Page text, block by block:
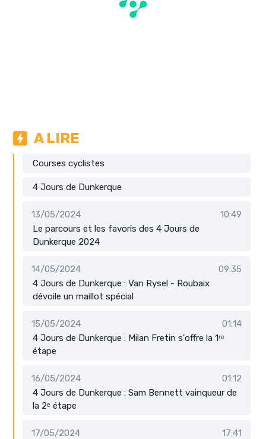
A LIRE
Courses cyclistes
4 Jours de Dunkerque
13/05/2024
10:49
Le parcours et les favoris des 4 Jours de
Dunkerque 2024
14/05/2024
09:35
4 Jours de Dunkerque : Van Rysel - Roubaix
dévoile un maillot spécial
15/05/2024
01:14
4 Jours de Dunkerque : Milan Fretin s'offre la 1ʳᵉ
étape
16/05/2024
01:12
4 Jours de Dunkerque : Sam Bennett vainqueur de
la 2ᵉ étape
17/05/2024
17:41